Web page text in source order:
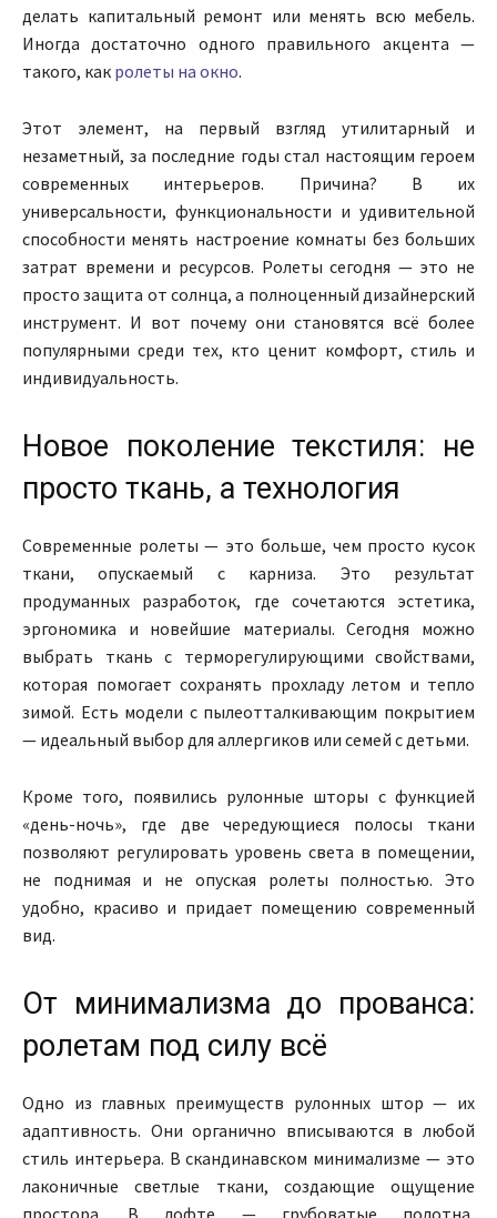
делать капитальный ремонт или менять всю мебель.
Иногда достаточно одного правильного акцента —
такого, как ролеты на окно.
Этот элемент, на первый взгляд утилитарный и
незаметный, за последние годы стал настоящим героем
современных интерьеров. Причина? В их
универсальности, функциональности и удивительной
способности менять настроение комнаты без больших
затрат времени и ресурсов. Ролеты сегодня — это не
просто защита от солнца, а полноценный дизайнерский
инструмент. И вот почему они становятся всё более
популярными среди тех, кто ценит комфорт, стиль и
индивидуальность.
Новое поколение текстиля: не
просто ткань, а технология
Современные ролеты — это больше, чем просто кусок
ткани, опускаемый с карниза. Это результат
продуманных разработок, где сочетаются эстетика,
эргономика и новейшие материалы. Сегодня можно
выбрать ткань с терморегулирующими свойствами,
которая помогает сохранять прохладу летом и тепло
зимой. Есть модели с пылеотталкивающим покрытием
— идеальный выбор для аллергиков или семей с детьми.
Кроме того, появились рулонные шторы с функцией
«день-ночь», где две чередующиеся полосы ткани
позволяют регулировать уровень света в помещении,
не поднимая и не опуская ролеты полностью. Это
удобно, красиво и придает помещению современный
вид.
От минимализма до прованса:
ролетам под силу всё
Одно из главных преимуществ рулонных штор — их
адаптивность. Они органично вписываются в любой
стиль интерьера. В скандинавском минимализме — это
лаконичные светлые ткани, создающие ощущение
простора. В лофте — грубоватые полотна,